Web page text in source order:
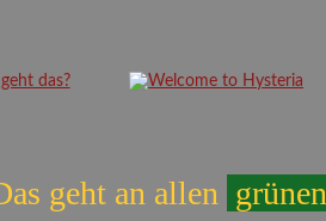
geht an allen grünen